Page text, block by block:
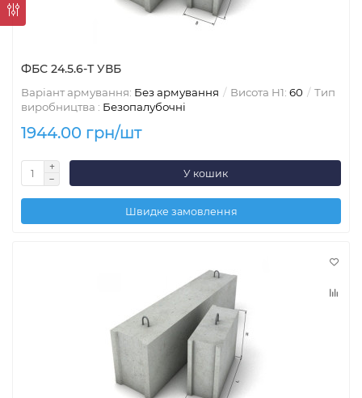
ФБС 24.5.6-Т УВБ
Варіант армування: Без армування Висота H1: 60
Тип
виробництва : Безопалубочні
1944.00 грн/шт
У кошик
Швидке замовлення